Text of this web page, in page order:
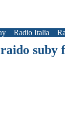
Radio Italia
raido suby